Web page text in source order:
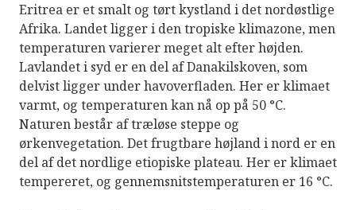
Eritrea er et smalt og tørt kystland i det nordøstlige
Afrika. Landet ligger i den tropiske klimazone, men
temperaturen varierer meget alt efter højden.
Lavlandet i syd er en del af Danakilskoven, som
delvist ligger under havoverfladen. Her er klimaet
varmt, og temperaturen kan nå op på 50 °C.
Naturen består af træløse steppe og
ørkenvegetation. Det frugtbare højland i nord er en
del af det nordlige etiopiske plateau. Her er klimaet
tempereret, og gennemsnitstemperaturen er 16 °C.